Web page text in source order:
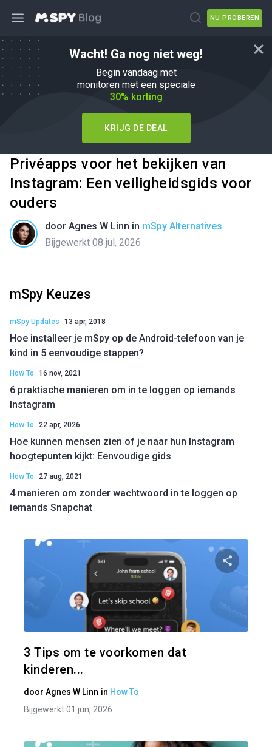
NU PROBEREN
Wacht! Ga nog niet weg!
Begin vandaag met
monitoren met een speciale
30% korting
KRIJG DE DEAL
Privéapps voor het bekijken van
Instagram: Een veiligheidsgids voor
ouders
door Agnes W Linn in mSpy Alternatives
Bijgewerkt 08 jul, 2026
mSpy Keuzes
mSpy Updates 13 apr, 2018
Hoe installeer je mSpy op de Android-telefoon van je
kind in 5 eenvoudige stappen?
How To 16 nov, 2021
6 praktische manieren om in te loggen op iemands
Instagram
How To 22 apr, 2026
Hoe kunnen mensen zien of je naar hun Instagram
hoogtepunten kijkt: Eenvoudige gids
How To 27 aug, 2021
4 manieren om zonder wachtwoord in te loggen op
iemands Snapchat
3 Tips om te voorkomen dat
kinderen...
door Agnes W Linn in How To
Bijgewerkt 01 jun, 2026